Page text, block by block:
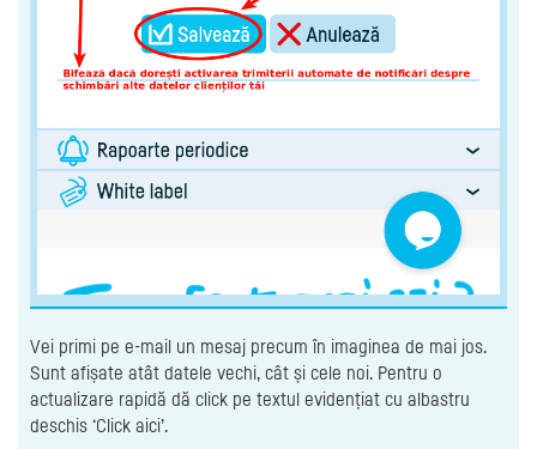
Vei primi pe e-mail un mesaj precum în imaginea de mai jos.
Sunt afișate atât datele vechi, cât și cele noi. Pentru o
actualizare rapidă dă click pe textul evidențiat cu albastru
deschis ‘Click aici’.